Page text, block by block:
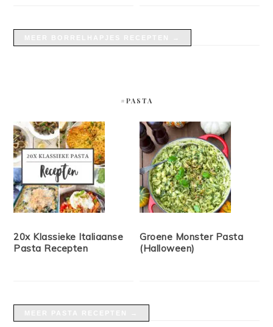
#PASTA
20x Klassieke Italiaanse
Pasta Recepten
Groene Monster Pasta
(Halloween)